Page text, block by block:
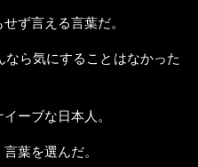
ず言える言葉だ。
ら気にすることはなかった
ーブな日本人。
葉を選んだ。